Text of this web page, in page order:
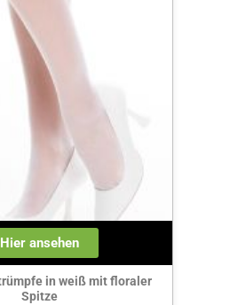
Hier ansehen
in weiß mit floraler
Spitze